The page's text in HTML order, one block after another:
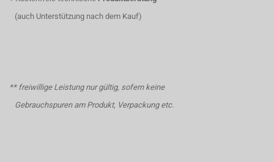
(auch Unterstützung nach dem Kauf)
** freiwillige Leistung nur gültig, sofern keine
Gebrauchspuren am Produkt, Verpackung etc.